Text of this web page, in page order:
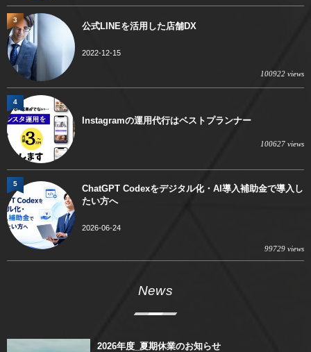
公式LINEを活用した店舗DX
2022-12-15
100922 views
3
Instagramの運用代行はベストプランナー
100627 views
4
ChatGPT Codexをデジタル化・AI導入補助金で導入し
たい方へ
2026-06-24
99729 views
5
News
2026年度_夏期休業のお知らせ